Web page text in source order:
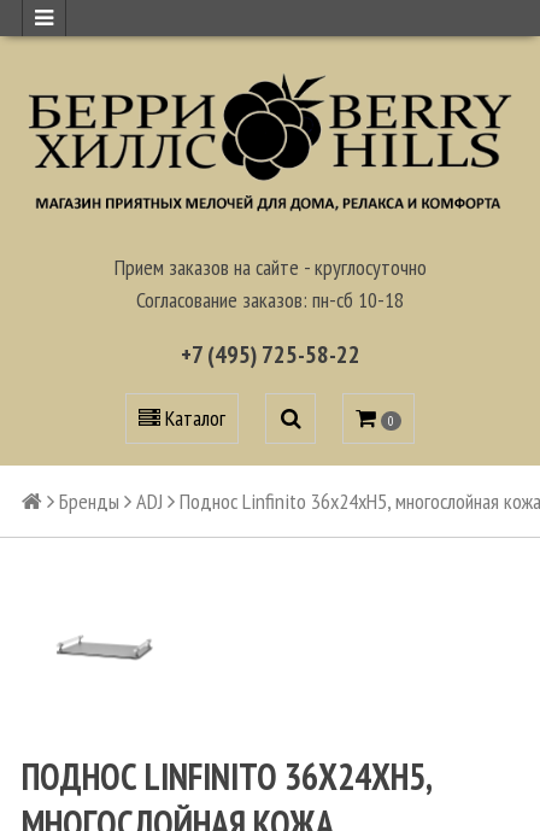
Прием заказов на сайте - круглосуточно
Согласование заказов: пн-сб 10-18
+7 (495) 725-58-22
Каталог 0
Бренды ADJ Поднос Linfinito 36х24xH5, многослойная кожа
ПОДНОС LINFINITO 36Х24XH5,